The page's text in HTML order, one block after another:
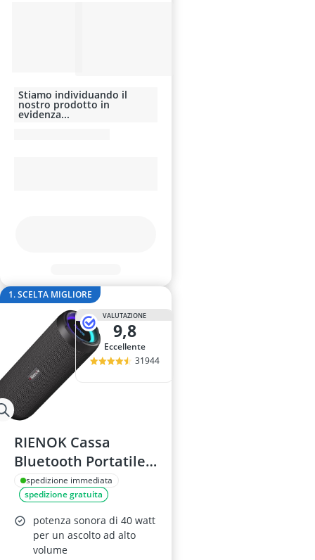
Stiamo individuando il
nostro prodotto in
evidenza...
1. SCELTA MIGLIORE
VALUTAZIONE
9,8
Eccellente
31944
RIENOK Cassa
Bluetooth Portatile
40W IPX7 con
Equalizzatore
spedizione immediata
spedizione gratuita
potenza sonora di 40 watt
per un ascolto ad alto
volume